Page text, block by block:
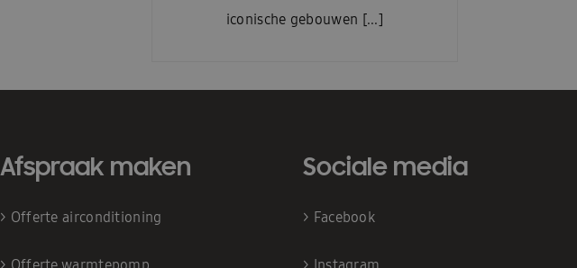
iconische gebouwen [...]
Afspraak maken
> Offerte airconditioning
Sociale media
> Facebook